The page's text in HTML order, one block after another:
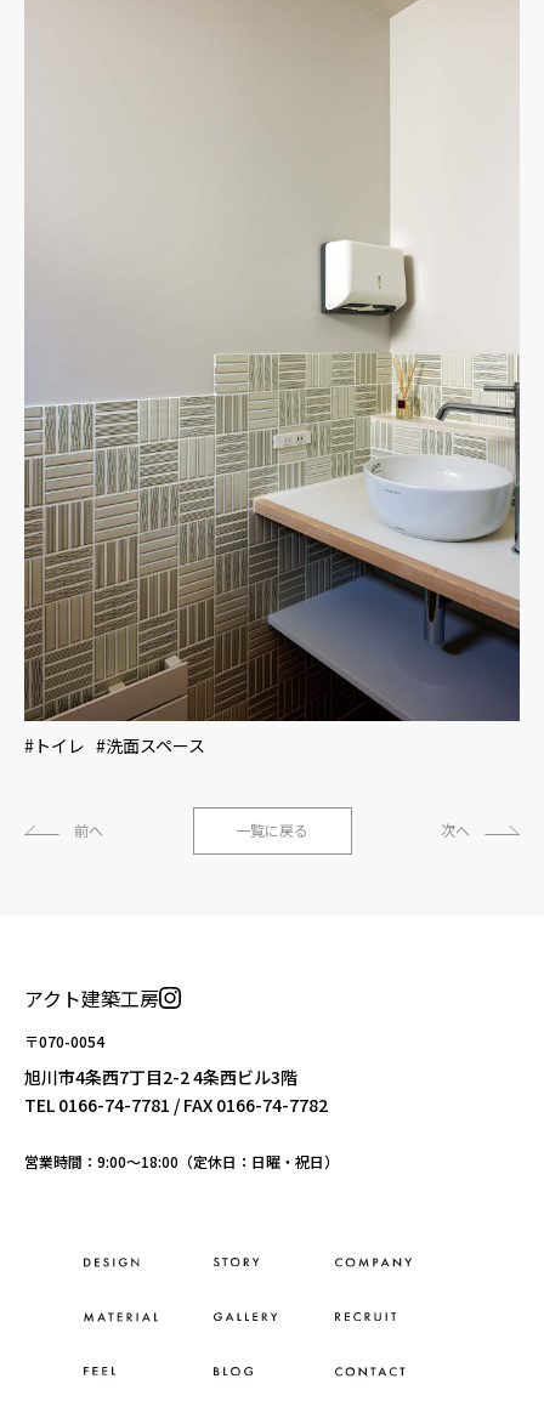
#トイレ #洗面スペース
前へ 一覧に戻る 次へ
アクト建築工房
〒070-0054
旭川市4条西7丁目2-2 4条西ビル3階
TEL 0166-74-7781 / FAX 0166-74-7782
営業時間：9:00〜18:00（定休日：日曜・祝日）